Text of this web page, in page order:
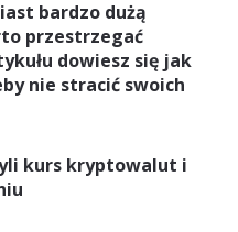
bardzo dużą
przestrzegać
dowiesz się jak
nie stracić swoich
kurs kryptowalut i